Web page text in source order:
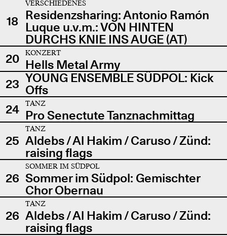
18
VERSCHIEDENES
Residenzsharing: Antonio Ramón
Luque u.v.m.: VON HINTEN
DURCHS KNIE INS AUGE (AT)
20
KONZERT
Hells Metal Army
23 YOUNG ENSEMBLE SÜDPOL: Kick
Offs
24
TANZ
Pro Senectute Tanznachmittag
25
TANZ
Aldebs / Al Hakim / Caruso / Zünd:
raising flags
26
SOMMER IM SÜDPOL
Sommer im Südpol: Gemischter
Chor Obernau
26
TANZ
Aldebs / Al Hakim / Caruso / Zünd:
raising flags